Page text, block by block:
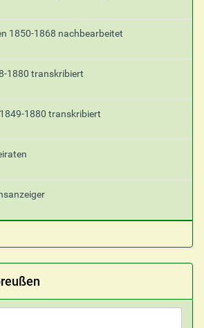
1850-1868 nachbearbeitet
1880 transkribiert
1880 transkribiert